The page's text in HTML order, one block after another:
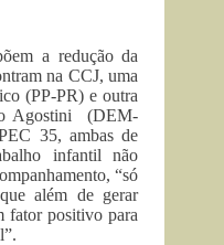
a redução da
na CCJ, uma
(PP-PR) e outra
Agostini (DEM-
35, ambas de
infantil não
“só
além de gerar
fator positivo para